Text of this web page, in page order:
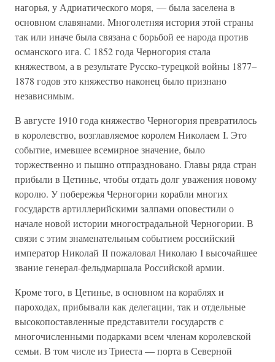
нагорья, у Адриатического моря, — была заселена в
основном славянами. Многолетняя история этой страны
так или иначе была связана с борьбой ее народа против
османского ига. С 1852 года Черногория стала
княжеством, а в результате Русско-турецкой войны 1877–
1878 годов это княжество наконец было признано
независимым.
В августе 1910 года княжество Черногория превратилось
в королевство, возглавляемое королем Николаем I. Это
событие, имевшее всемирное значение, было
торжественно и пышно отпраздновано. Главы ряда стран
прибыли в Цетинье, чтобы отдать долг уважения новому
королю. У побережья Черногории корабли многих
государств артиллерийскими залпами оповестили о
начале новой истории многострадальной Черногории. В
связи с этим знаменательным событием российский
император Николай II пожаловал Николаю I высочайшее
звание генерал-фельдмаршала Российской армии.
Кроме того, в Цетинье, в основном на кораблях и
пароходах, прибывали как делегации, так и отдельные
высокопоставленные представители государств с
многочисленными подарками всем членам королевской
семьи. В том числе из Триеста — порта в Северной